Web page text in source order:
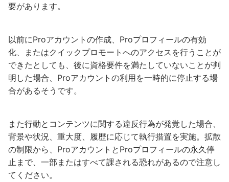
要があります。
以前にProアカウントの作成、Proプロフィールの有効
化、またはクイックプロモートへのアクセスを行うことが
できたとしても、後に資格要件を満たしていないことが判
明した場合、Proアカウントの利用を一時的に停止する場
合があるそうです。
また行動とコンテンツに関する違反行為が発覚した場合、
背景や状況、重大度、履歴に応じて執行措置を実施。拡散
の制限から、ProアカウントとProプロフィールの永久停
止まで、一部またはすべて課される恐れがあるので注意し
てください。